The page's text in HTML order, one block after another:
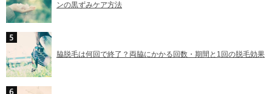
ンの黒ずみケア方法
脇脱毛は何回で終了？両脇にかかる回数・期間と1回の脱毛効果